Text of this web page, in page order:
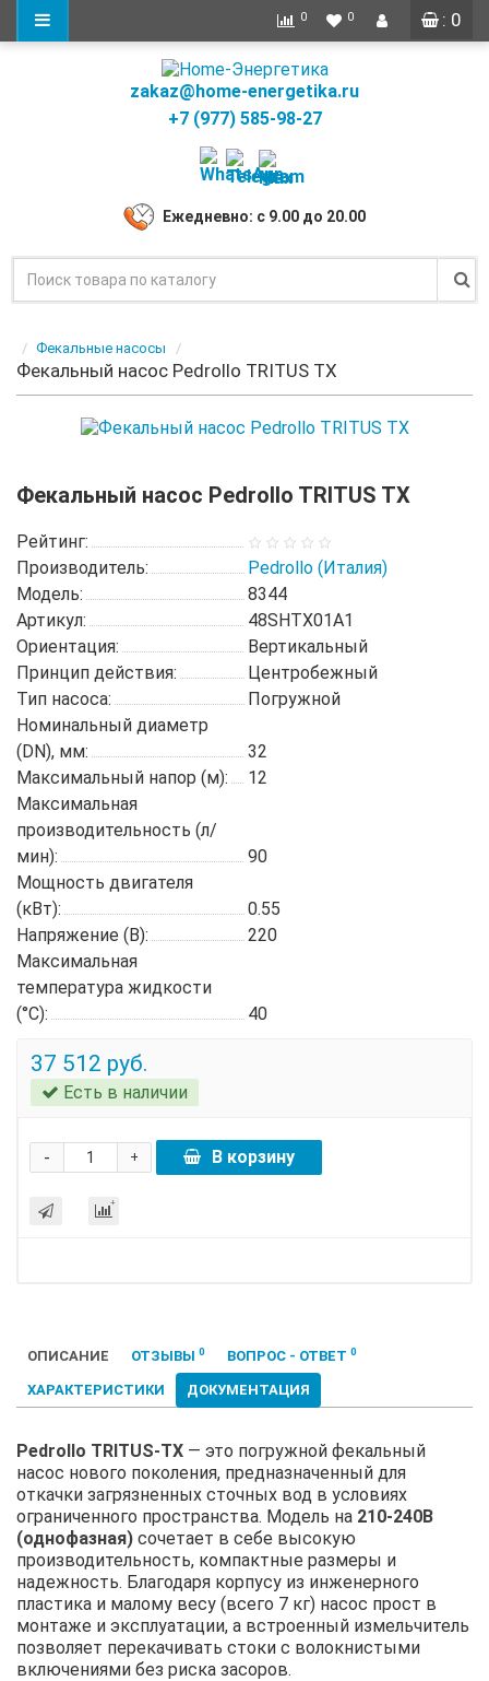
: 0
0 0
zakaz@home-energetika.ru
+7 (977) 585-98-27
Ежедневно: с 9.00 до 20.00
Фекальные насосы
Фекальный насос Pedrollo TRITUS TX
Фекальный насос Pedrollo TRITUS TX
Рейтинг:
Производитель:
Pedrollo (Италия)
Модель:
8344
Артикул:
48SHTX01A1
Ориентация:
Вертикальный
Принцип действия:
Центробежный
Тип насоса:
Погружной
Номинальный диаметр
(DN), мм:
32
Максимальный напор (м):
12
Максимальная
производительность (л/
мин):
90
Мощность двигателя
(кВт):
0.55
Напряжение (В):
220
Максимальная
температура жидкости
(°C):
40
37 512 руб.
Есть в наличии
+
- В корзину
ОПИСАНИЕ ОТЗЫВЫ 0 ВОПРОС - ОТВЕТ 0
ХАРАКТЕРИСТИКИ ДОКУМЕНТАЦИЯ
Pedrollo TRITUS-TX — это погружной фекальный
насос нового поколения, предназначенный для
откачки загрязненных сточных вод в условиях
ограниченного пространства. Модель на 210-240В
(однофазная) сочетает в себе высокую
производительность, компактные размеры и
надежность. Благодаря корпусу из инженерного
пластика и малому весу (всего 7 кг) насос прост в
монтаже и эксплуатации, а встроенный измельчитель
позволяет перекачивать стоки с волокнистыми
включениями без риска засоров.